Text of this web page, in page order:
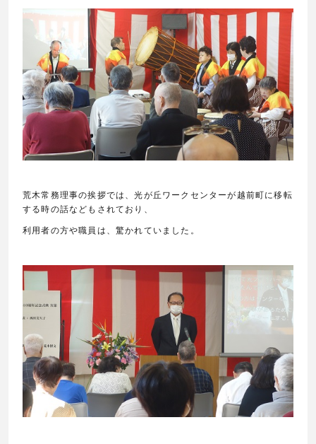
荒木常務理事の挨拶では、光が丘ワークセンターが越前町に移転
する時の話などもされており、
利用者の方や職員は、驚かれていました。